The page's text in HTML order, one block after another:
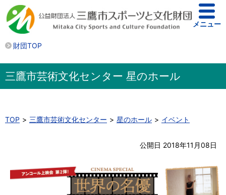
財団TOP
メニュー
三鷹市芸術文化センター 星のホール
TOP 三鷹市芸術文化センター 星のホール イベント
公開日 2018年11月08日